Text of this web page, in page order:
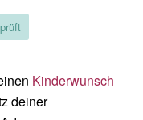
Kinderwunsch
deiner